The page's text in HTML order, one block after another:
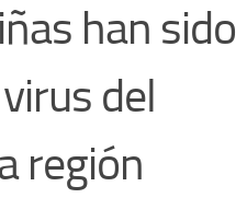
han sido
del
región